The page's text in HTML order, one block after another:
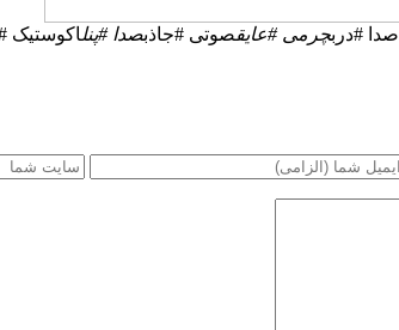
صدا #دربچرمی #عایقصوتی #جاذبصدا #پنلاکوستیک #اکوستیک